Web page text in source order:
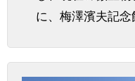
に、梅澤濱夫記念